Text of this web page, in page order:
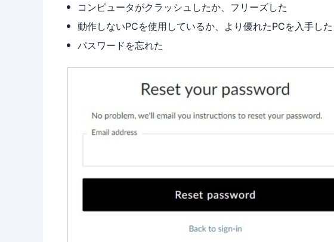
コンピュータがクラッシュしたか、フリーズした
動作しないPCを使用しているか、より優れたPCを入手した
パスワードを忘れた